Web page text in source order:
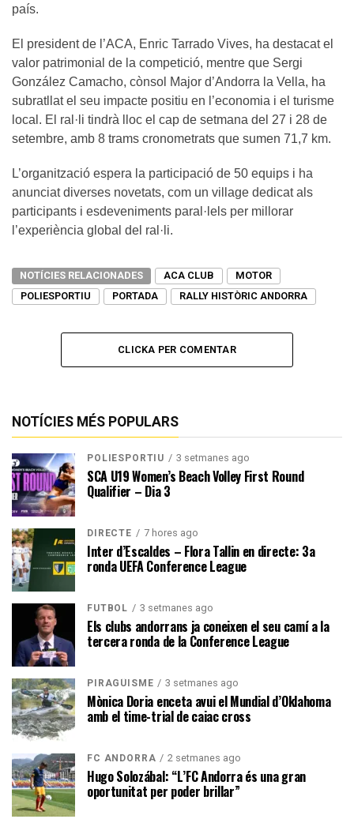
país.
El president de l’ACA, Enric Tarrado Vives, ha destacat el
valor patrimonial de la competició, mentre que Sergi
González Camacho, cònsol Major d’Andorra la Vella, ha
subratllat el seu impacte positiu en l’economia i el turisme
local. El ral·li tindrà lloc el cap de setmana del 27 i 28 de
setembre, amb 8 trams cronometrats que sumen 71,7 km.
L’organització espera la participació de 50 equips i ha
anunciat diverses novetats, com un village dedicat als
participants i esdeveniments paral·lels per millorar
l’experiència global del ral·li.
NOTÍCIES RELACIONADES ACA CLUB
MOTOR
POLIESPORTIU
PORTADA RALLY HISTÒRIC ANDORRA
CLICKA PER COMENTAR
NOTÍCIES MÉS POPULARS
POLIESPORTIU 3 setmanes ago
SCA U19 Women’s Beach Volley First Round
Qualifier – Dia 3
DIRECTE 7 hores ago
Inter d’Escaldes – Flora Tallin en directe: 3a
ronda UEFA Conference League
FUTBOL 3 setmanes ago
Els clubs andorrans ja coneixen el seu camí a la
tercera ronda de la Conference League
PIRAGÜISME 3 setmanes ago
Mònica Doria enceta avui el Mundial d’Oklahoma
amb el time-trial de caiac cross
FC ANDORRA 2 setmanes ago
Hugo Solozábal: “L’FC Andorra és una gran
oportunitat per poder brillar”